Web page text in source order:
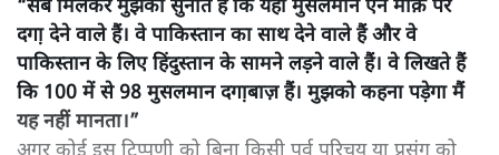
बँटवारा 1947 में लगा एक ऐसा ज़ख्म है जिससे आज भी रह-रह
कर दर्द, ग़म, ग़ुस्सा और नफ़रत रिसते रहते हैं। बँटवारे की
सांप्रदायिक सियासत ने सिर्फ़ दो मुल्कों के बीच दीवार खड़ी नहीं
की, बल्कि दो कौमों के बीच सदियों के साथ के बावजूद मौजूद